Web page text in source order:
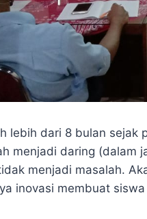
lebih dari 8 bulan sejak
menjadi daring (dalam
menjadi masalah.
inovasi membuat